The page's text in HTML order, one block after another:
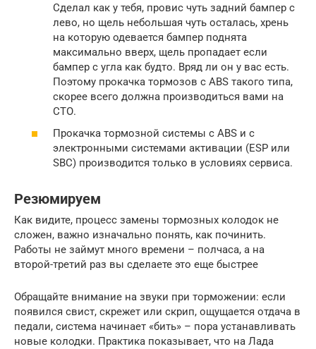
Сделал как у тебя, провис чуть задний бампер с
лево, но щель небольшая чуть осталась, хрень
на которую одевается бампер поднята
максимально вверх, щель пропадает если
бампер с угла как будто. Вряд ли он у вас есть.
Поэтому прокачка тормозов с ABS такого типа,
скорее всего должна производиться вами на
СТО.
Прокачка тормозной системы с ABS и с
электронными системами активации (ESP или
SBC) производится только в условиях сервиса.
Резюмируем
Как видите, процесс замены тормозных колодок не
сложен, важно изначально понять, как починить.
Работы не займут много времени – полчаса, а на
второй-третий раз вы сделаете это еще быстрее
Обращайте внимание на звуки при торможении: если
появился свист, скрежет или скрип, ощущается отдача в
педали, система начинает «бить» – пора устанавливать
новые колодки. Практика показывает, что на Лада